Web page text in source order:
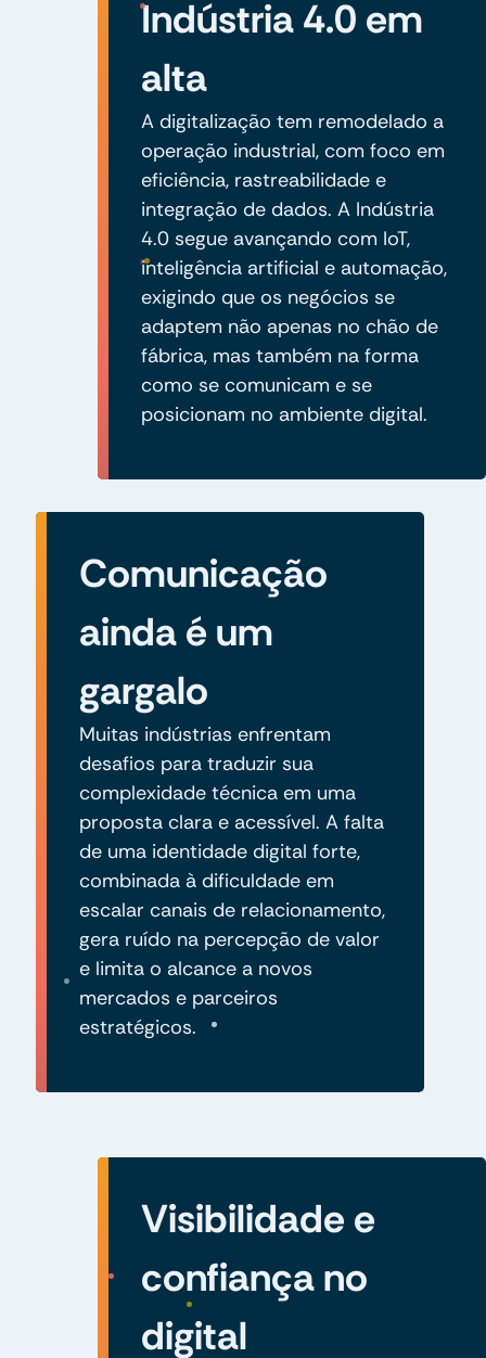
Indústria 4.0 em
alta
A digitalização tem remodelado a
operação industrial, com foco em
eficiência, rastreabilidade e
integração de dados. A Indústria
4.0 segue avançando com IoT,
inteligência artificial e automação,
exigindo que os negócios se
adaptem não apenas no chão de
fábrica, mas também na forma
como se comunicam e se
posicionam no ambiente digital.
Comunicação
ainda é um
gargalo
Muitas indústrias enfrentam
desafios para traduzir sua
complexidade técnica em uma
proposta clara e acessível. A falta
de uma identidade digital forte,
combinada à dificuldade em
escalar canais de relacionamento,
gera ruído na percepção de valor
e limita o alcance a novos
mercados e parceiros
estratégicos.
Visibilidade e
confiança no
digital